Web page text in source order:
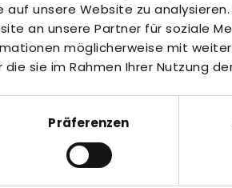
auf unsere Website zu
an unsere Partner für soziale
möglicherweise mit
sie im Rahmen Ihrer Nutzung
Präferenzen
Schaumstoff besteht (jeder
für starken Rebound, eine gerade